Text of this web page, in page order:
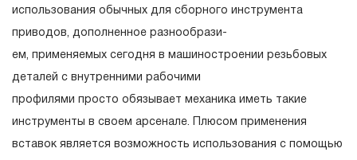
использования обычных для сборного инструмента
приводов, дополненное разнообрази-
ем, применяемых сегодня в машиностроении резьбовых
деталей с внутренними рабочими
профилями просто обязывает механика иметь такие
инструменты в своем арсенале. Плюсом применения
вставок является возможность использования с помощью
Понятие «ПОЖИЗНЕННАЯ ГАРАНТИЯ».
1.1 Понятие «ПОЖИЗНЕННАЯ ГАРАНТИЯ» включает в
себя признание неограниченного срока поддержания
гарантийных обязательств в течение всего периода
эксплуатации изделия, а также замена или ремонт